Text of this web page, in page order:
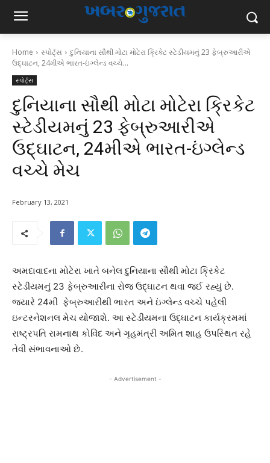
Home સ્પોર્ટ્સ
દુનિયાના સૌથી મોટા મોટેરા ક્રિકેટ સ્ટેડીયમનું 23 ફેબ્રુઆરીએ
ઉદ્ઘાટન, 24મીએ ભારત-ઇંગ્લેન્ડ વચ્ચે...
સ્પોર્ટ્સ
દુનિયાના સૌથી મોટા મોટેરા ક્રિકેટ
સ્ટેડીયમનું 23 ફેબ્રુઆરીએ
ઉદ્ઘાટન, 24મીએ ભારત-ઇંગ્લેન્ડ
વચ્ચે મેચ
February 13, 2021
અમદાવાદના મોટેરા ખાતે બનેલ દુનિયાના સૌથી મોટા ક્રિકેટ
સ્ટેડીયમનું 23 ફેબ્રુઆરીના રોજ ઉદ્ઘાટન થવા જઈ રહ્યું છે.
જયારે 24મી ફેબ્રુઆરીથી ભારત અને ઇંગ્લેન્ડ વચ્ચે પહેલી
ઇન્ટરનેશનલ મેચ યોજાશે. આ સ્ટેડીયમના ઉદ્ઘાટન કાર્યક્રમમાં
રાષ્ટ્રપતિ રામનાથ કોવિંદ અને ગૃહમંત્રી અમિત શાહ ઉપસ્થિત રહે
તેવી સંભાવનાઓ છે.
- Advertisement -